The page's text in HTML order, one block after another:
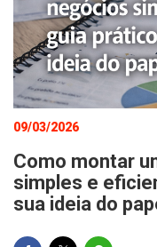
09/03/2026
Como montar
simples e
sua ideia do